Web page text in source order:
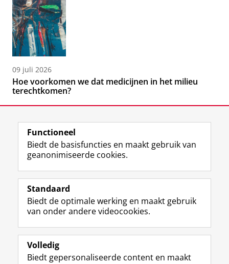
09 juli 2026
Hoe voorkomen we dat medicijnen in het milieu
terechtkomen?
Volg de RUG
F
a
e
b
o
p
L
i
k
e
I
-
R
S
-
f
e
R
I
n
t
r
m
Y
o
T
e
k
Studiekiezers
Alumni
Over ons
Functioneel
Biedt de basisfuncties en maakt gebruik van
geanonimiseerde cookies.
Standaard
Biedt de optimale werking en maakt gebruik
van onder andere videocookies.
Volledig
Biedt gepersonaliseerde content en maakt